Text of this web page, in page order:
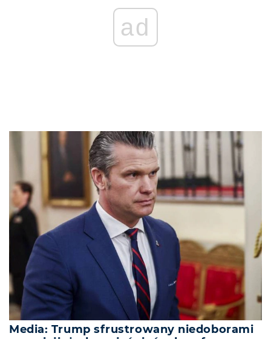
ad
Media: Trump sfrustrowany niedoborami